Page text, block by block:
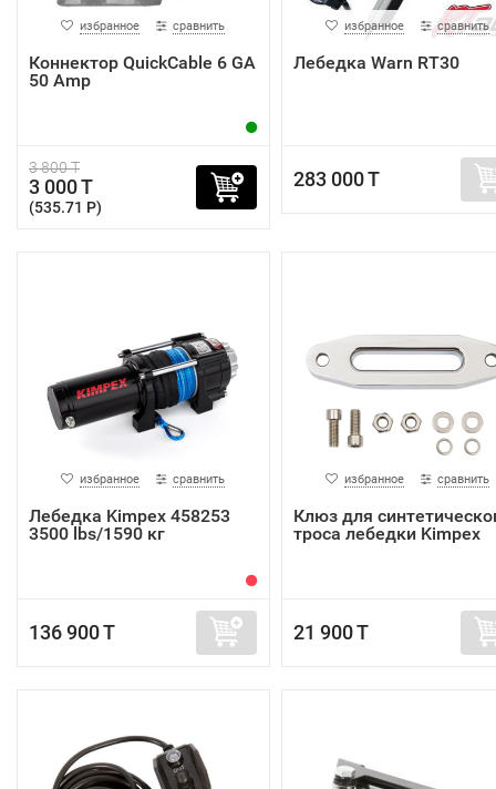
избранное сравнить
Коннектор QuickCable 6 GA
50 Amp
3 800 T
3 000 T
(535.71 P)
избранное сравнить
Лебедка Warn RT30
283 000 T
избранное сравнить
Лебедка Kimpex 458253
3500 lbs/1590 кг
136 900 T
избранное сравнить
Клюз для
троса лебедки Kimpex
21 900 T